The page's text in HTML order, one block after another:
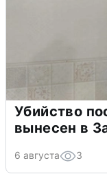
Убийство
вынесен в
6 августа 3